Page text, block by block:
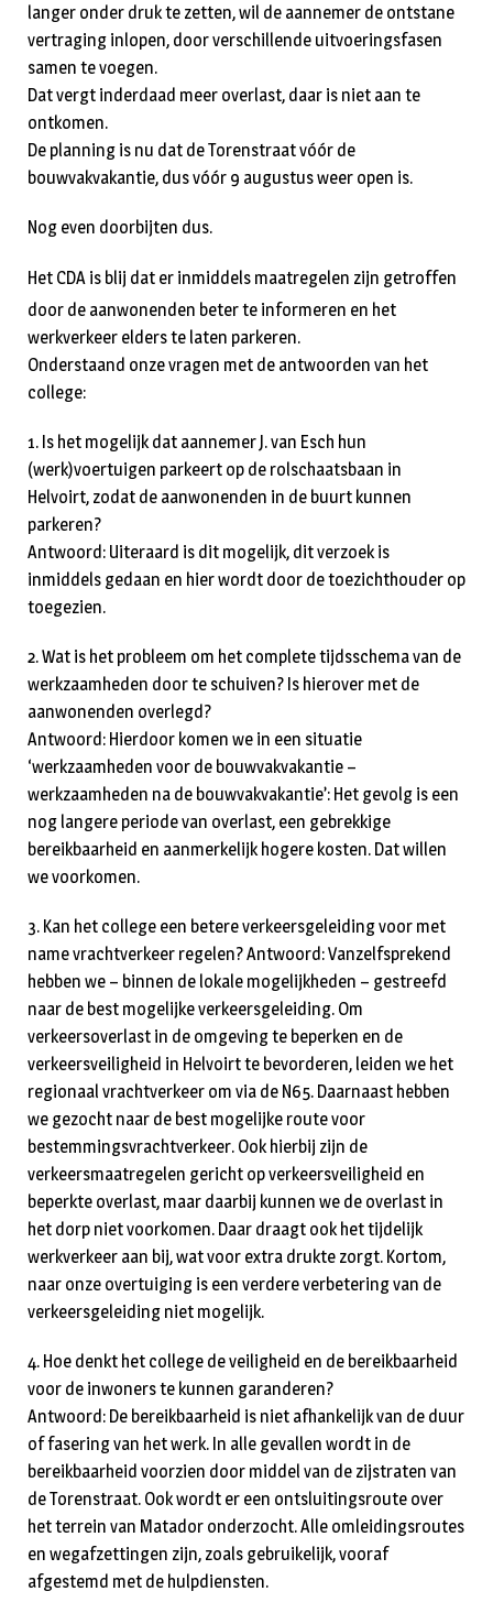
langer onder druk te zetten, wil de aannemer de ontstane
vertraging inlopen, door verschillende uitvoeringsfasen
samen te voegen.
Dat vergt inderdaad meer overlast, daar is niet aan te
ontkomen.
De planning is nu dat de Torenstraat vóór de
bouwvakvakantie, dus vóór 9 augustus weer open is.
Nog even doorbijten dus.
Het CDA is blij dat er inmiddels maatregelen zijn getroffen
door de aanwonenden beter te informeren en het
werkverkeer elders te laten parkeren.
Onderstaand onze vragen met de antwoorden van het
college:
1. Is het mogelijk dat aannemer J. van Esch hun
(werk)voertuigen parkeert op de rolschaatsbaan in
Helvoirt, zodat de aanwonenden in de buurt kunnen
parkeren?
Antwoord: Uiteraard is dit mogelijk, dit verzoek is
inmiddels gedaan en hier wordt door de toezichthouder op
toegezien.
2. Wat is het probleem om het complete tijdsschema van de
werkzaamheden door te schuiven? Is hierover met de
aanwonenden overlegd?
Antwoord: Hierdoor komen we in een situatie
‘werkzaamheden voor de bouwvakvakantie –
werkzaamheden na de bouwvakvakantie’: Het gevolg is een
nog langere periode van overlast, een gebrekkige
bereikbaarheid en aanmerkelijk hogere kosten. Dat willen
we voorkomen.
3. Kan het college een betere verkeersgeleiding voor met
name vrachtverkeer regelen? Antwoord: Vanzelfsprekend
hebben we – binnen de lokale mogelijkheden – gestreefd
naar de best mogelijke verkeersgeleiding. Om
verkeersoverlast in de omgeving te beperken en de
verkeersveiligheid in Helvoirt te bevorderen, leiden we het
regionaal vrachtverkeer om via de N65. Daarnaast hebben
we gezocht naar de best mogelijke route voor
bestemmingsvrachtverkeer. Ook hierbij zijn de
verkeersmaatregelen gericht op verkeersveiligheid en
beperkte overlast, maar daarbij kunnen we de overlast in
het dorp niet voorkomen. Daar draagt ook het tijdelijk
werkverkeer aan bij, wat voor extra drukte zorgt. Kortom,
naar onze overtuiging is een verdere verbetering van de
verkeersgeleiding niet mogelijk.
4. Hoe denkt het college de veiligheid en de bereikbaarheid
voor de inwoners te kunnen garanderen?
Antwoord: De bereikbaarheid is niet afhankelijk van de duur
of fasering van het werk. In alle gevallen wordt in de
bereikbaarheid voorzien door middel van de zijstraten van
de Torenstraat. Ook wordt er een ontsluitingsroute over
het terrein van Matador onderzocht. Alle omleidingsroutes
en wegafzettingen zijn, zoals gebruikelijk, vooraf
afgestemd met de hulpdiensten.